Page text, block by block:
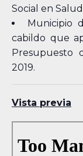
Social en
Municipio
cabildo que
Presupuesto
2019.
Vista previa
Skip
to